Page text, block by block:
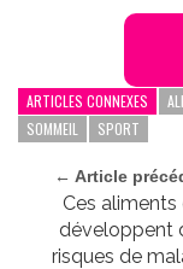
ARTICLES CONNEXES
SOMMEIL
SPORT
← Article
Ces aliments
développent
risques de